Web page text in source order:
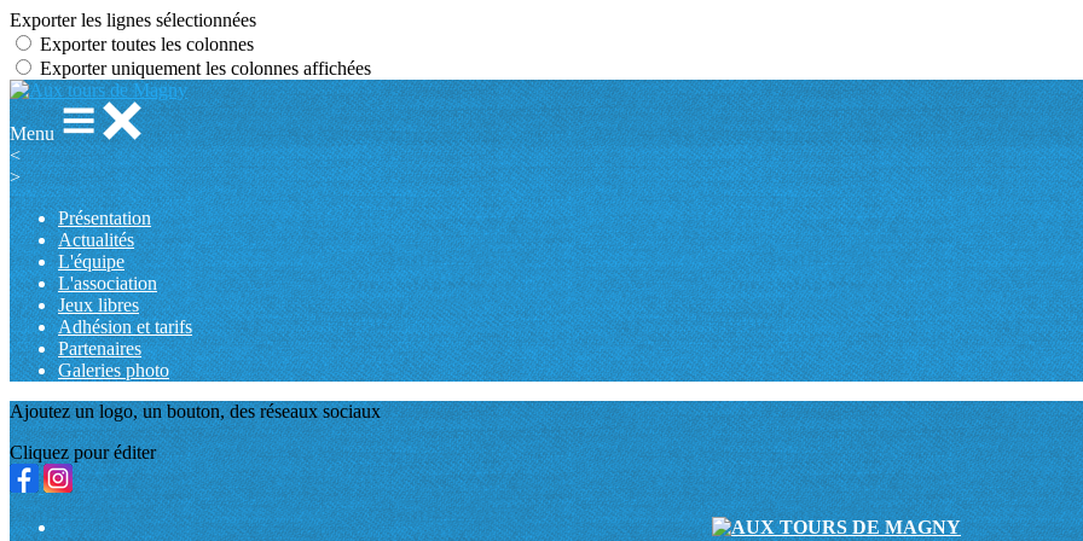
Exporter les lignes sélectionnées
Exporter toutes les colonnes
Exporter uniquement les colonnes affichées
Menu
<
>
Présentation
Actualités
L'équipe
L'association
Jeux libres
Adhésion et tarifs
Partenaires
Galeries photo
Ajoutez un logo, un bouton, des réseaux sociaux
Cliquez pour éditer